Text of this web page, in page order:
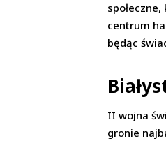
centrum
będąc
II wojna
gronie